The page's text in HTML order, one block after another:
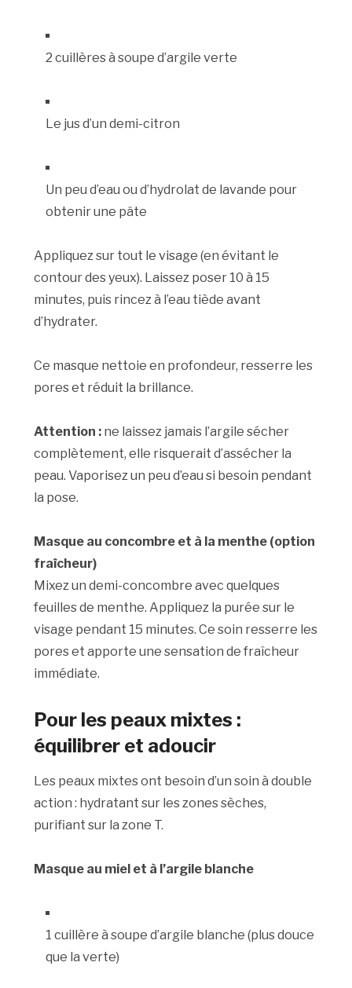
2 cuillères à soupe d’argile verte
Le jus d’un demi-citron
Un peu d’eau ou d’hydrolat de lavande pour
obtenir une pâte
Appliquez sur tout le visage (en évitant le
contour des yeux). Laissez poser 10 à 15
minutes, puis rincez à l’eau tiède avant
d’hydrater.
Ce masque nettoie en profondeur, resserre les
pores et réduit la brillance.
Attention : ne laissez jamais l’argile sécher
complètement, elle risquerait d’assécher la
peau. Vaporisez un peu d’eau si besoin pendant
la pose.
Masque au concombre et à la menthe (option
fraîcheur)
Mixez un demi-concombre avec quelques
feuilles de menthe. Appliquez la purée sur le
visage pendant 15 minutes. Ce soin resserre les
pores et apporte une sensation de fraîcheur
immédiate.
Pour les peaux mixtes :
équilibrer et adoucir
Les peaux mixtes ont besoin d’un soin à double
action : hydratant sur les zones sèches,
purifiant sur la zone T.
Masque au miel et à l’argile blanche
1 cuillère à soupe d’argile blanche (plus douce
que la verte)